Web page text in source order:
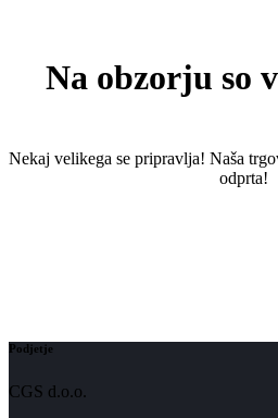
Na obzorju so
Nekaj ​​velikega se pripravlja! Naša
odprta!
Podjetje
CGS d.o.o.